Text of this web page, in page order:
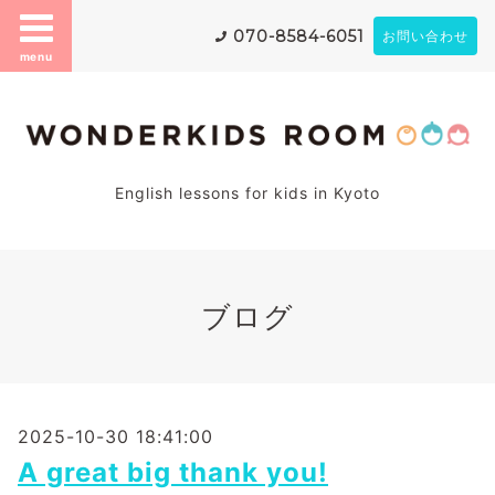
menu
070-8584-6051 お問い合わせ
English lessons for kids in Kyoto
ブログ
2025-10-30 18:41:00
A great big thank you!